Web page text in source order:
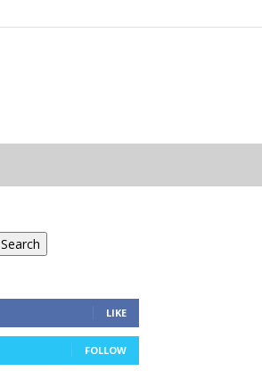
Search
LIKE
FOLLOW